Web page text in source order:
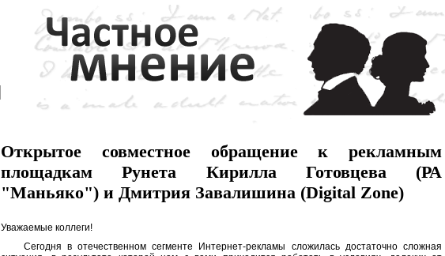
Открытое совместное обращение к рекламным
площадкам Рунета Кирилла Готовцева (РА
"Маньяко") и Дмитрия Завалишина (Digital Zone)
Уважаемые коллеги!
Сегодня в отечественном сегменте Интернет-рекламы сложилась достаточно сложная